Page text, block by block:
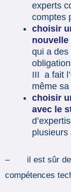
experts
comptes
choisir
nouvelle
qui a des
III a fait
même
choisir
avec le
plusieurs
– il est sûr de
compétences